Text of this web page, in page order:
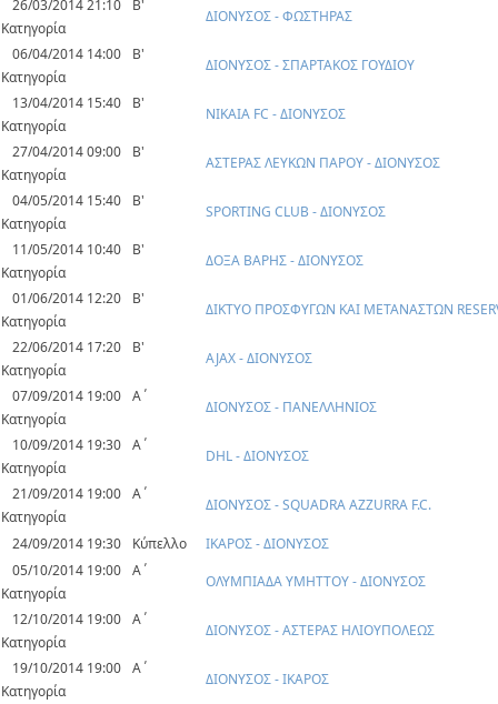
26/03/2014 21:10
Β'
Κατηγορία
ΔΙΟΝΥΣΟΣ - ΦΩΣΤΗΡΑΣ
06/04/2014 14:00
Β'
Κατηγορία
ΔΙΟΝΥΣΟΣ - ΣΠΑΡΤΑΚΟΣ ΓΟΥΔΙΟΥ
13/04/2014 15:40
Β'
Κατηγορία
ΝΙΚΑΙΑ FC - ΔΙΟΝΥΣΟΣ
27/04/2014 09:00
Β'
Κατηγορία
ΑΣΤΕΡΑΣ ΛΕΥΚΩΝ ΠΑΡΟΥ - ΔΙΟΝΥΣΟΣ
04/05/2014 15:40
Β'
Κατηγορία
SPORTING CLUB - ΔΙΟΝΥΣΟΣ
11/05/2014 10:40
Β'
Κατηγορία
ΔΟΞΑ ΒΑΡΗΣ - ΔΙΟΝΥΣΟΣ
01/06/2014 12:20
Β'
Κατηγορία
ΔΙΚΤΥΟ ΠΡΟΣΦΥΓΩΝ ΚΑΙ ΜΕΤΑΝΑΣΤΩΝ
22/06/2014 17:20
Β'
Κατηγορία
AJAX - ΔΙΟΝΥΣΟΣ
07/09/2014 19:00 Α΄
Κατηγορία
ΔΙΟΝΥΣΟΣ - ΠΑΝΕΛΛΗΝΙΟΣ
10/09/2014 19:30 Α΄
Κατηγορία
DHL - ΔΙΟΝΥΣΟΣ
21/09/2014 19:00 Α΄
Κατηγορία
ΔΙΟΝΥΣΟΣ - SQUADRA AZZURRA F.C.
24/09/2014 19:30 Κύπελλο
ΙΚΑΡΟΣ - ΔΙΟΝΥΣΟΣ
05/10/2014 19:00 Α΄
Κατηγορία
ΟΛΥΜΠΙΑΔΑ ΥΜΗΤΤΟΥ - ΔΙΟΝΥΣΟΣ
12/10/2014 19:00 Α΄
Κατηγορία
ΔΙΟΝΥΣΟΣ - ΑΣΤΕΡΑΣ ΗΛΙΟΥΠΟΛΕΩΣ
19/10/2014 19:00 Α΄
Κατηγορία
ΔΙΟΝΥΣΟΣ - ΙΚΑΡΟΣ